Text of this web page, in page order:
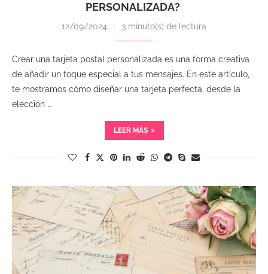
PERSONALIZADA?
12/09/2024 3 minuto(s) de lectura
Crear una tarjeta postal personalizada es una forma creativa
de añadir un toque especial a tus mensajes. En este artículo,
te mostramos cómo diseñar una tarjeta perfecta, desde la
elección …
LEER MÁS